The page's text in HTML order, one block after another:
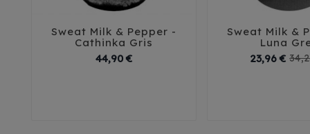
  
Sweat Milk & Pepper -
Cathinka Gris
44,90 €Prix
 
Sweat Milk &
Luna
23,96 €